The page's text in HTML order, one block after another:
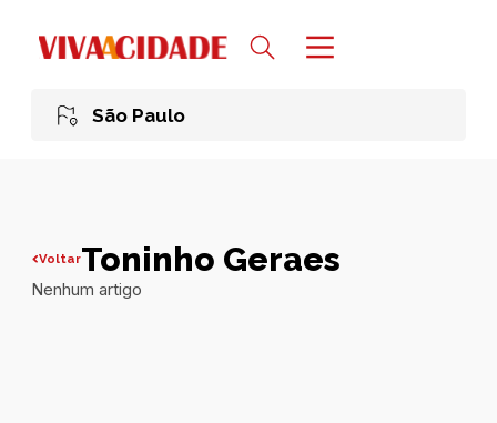
São Paulo
VoltarToninho Geraes
Nenhum artigo